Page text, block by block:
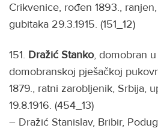
Crikvenice, rođen 1893.,
gubitaka 29.3.1915. (151_12)
151. Dražić Stanko, domobran
domobranskoj pješačkoj
1879., ratni zarobljenik, Srbija,
19.8.1916. (454_13)
– Dražić Stanislav, Bribir,